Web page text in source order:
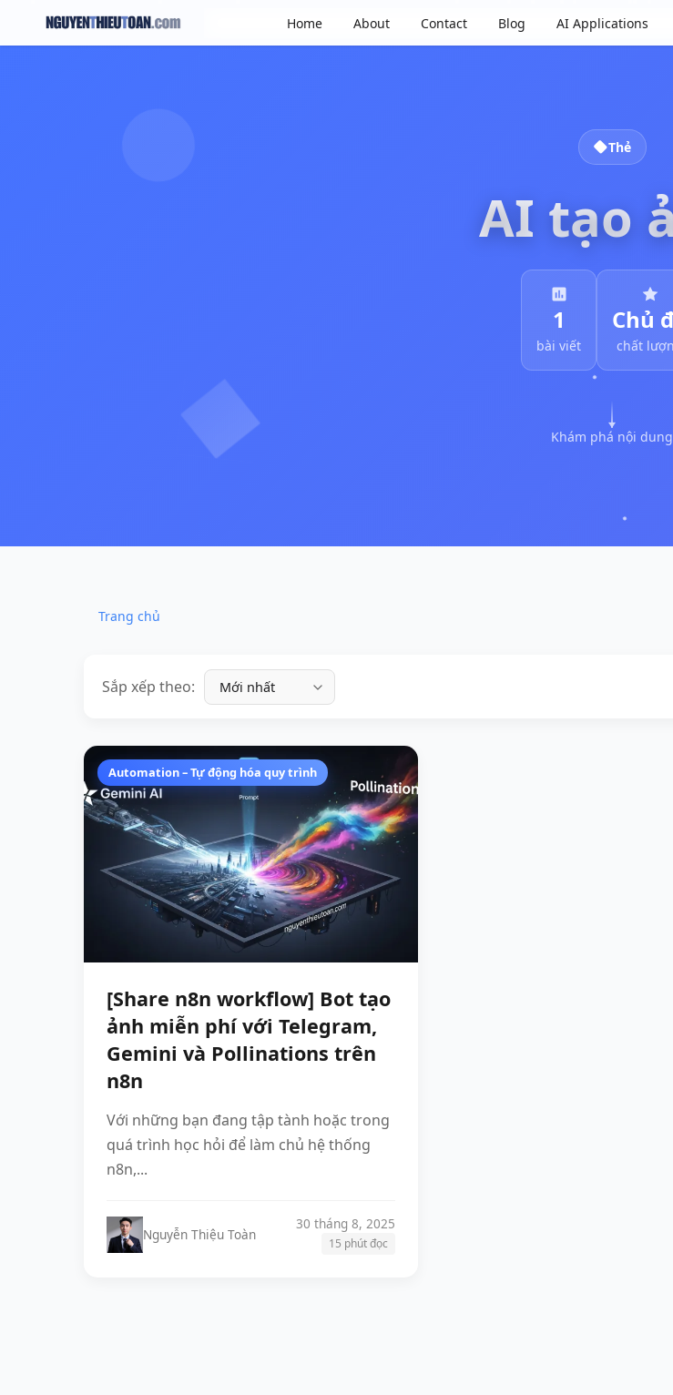
Home About Contact Blog AI Applications
Thẻ
AI tạo
1
bài viết
Chủ
chất
Khám phá nội dung
Trang chủ
Sắp xếp theo:
Automation – Tự động hóa quy trình
[Share n8n workflow] Bot tạo
ảnh miễn phí với Telegram,
Gemini và Pollinations trên
n8n
Với những bạn đang tập tành hoặc trong
quá trình học hỏi để làm chủ hệ thống
n8n,...
Nguyễn Thiệu Toàn
30 tháng 8, 2025
15 phút đọc